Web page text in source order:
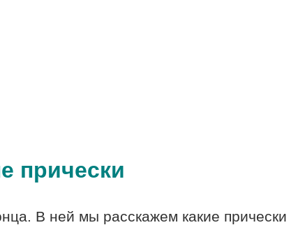
В ней мы расскажем какие прически